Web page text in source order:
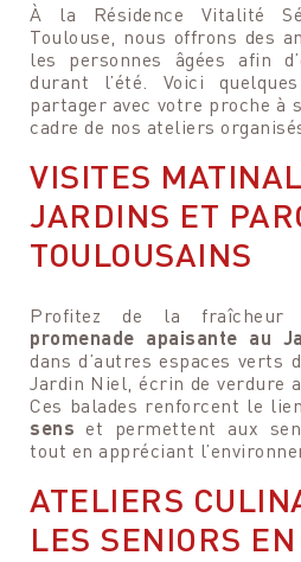
À la Résidence Vitalité
Toulouse, nous offrons des
les personnes âgées afin
durant l’été. Voici
partager avec votre proche à
cadre de nos ateliers
VISITES
JARDINS ET
TOULOUSAINS
Profitez de la fraîcheur
promenade apaisante au
dans d’autres espaces verts
Jardin Niel, écrin de verdure
Ces balades renforcent le
sens et permettent aux
tout en appréciant
ATELIERS
LES SENIORS
Votre message
Pour soumettre ce
accepter notre
Votre message et vos
Pour soumettre ce
accepter notre